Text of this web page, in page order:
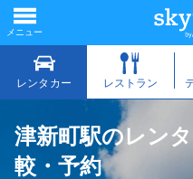
津新町駅のレン
較・予約